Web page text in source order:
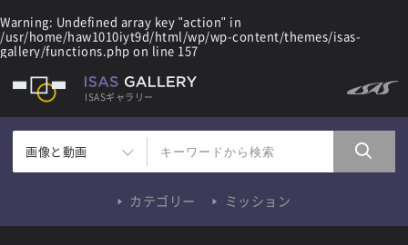
Warning: Undefined array key "action" in
/usr/home/haw1010iyt9d/html/wp/wp-content/themes/isas-
gallery/functions.php on line 157
ISASギャラリー
画像と動画
カテゴリー ミッション